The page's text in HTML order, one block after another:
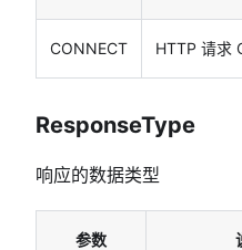
CONNECT HTTP 请求
ResponseType
响应的数据类型
参数